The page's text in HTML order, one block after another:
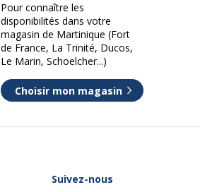
Pour connaître les
disponibilités dans votre
magasin de Martinique (Fort
de France, La Trinité, Ducos,
Le Marin, Schoelcher...)
Choisir mon magasin
Suivez-nous